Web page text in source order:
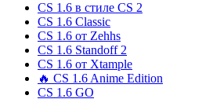
CS 1.6 в стиле CS 2
CS 1.6 Classic
CS 1.6 от Zehhs
CS 1.6 Standoff 2
CS 1.6 от Xtample
🔥 CS 1.6 Anime Edition
CS 1.6 GO